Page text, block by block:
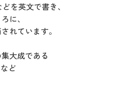
を英文で書き、
に、
れています。
大成である
ど